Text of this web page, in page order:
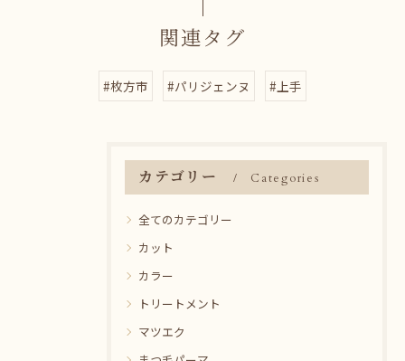
関連タグ
#枚方市 #パリジェンヌ #上手
カテゴリー Categories
全てのカテゴリー
カット
カラー
トリートメント
マツエク